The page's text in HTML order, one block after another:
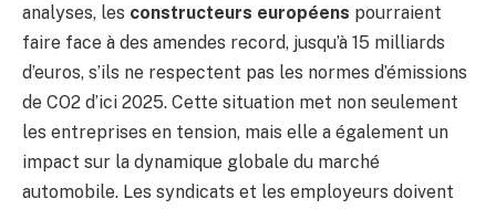
analyses, les constructeurs européens pourraient
faire face à des amendes record, jusqu’à 15 milliards
d’euros, s’ils ne respectent pas les normes d’émissions
de CO2 d’ici 2025. Cette situation met non seulement
les entreprises en tension, mais elle a également un
impact sur la dynamique globale du marché
automobile. Les syndicats et les employeurs doivent